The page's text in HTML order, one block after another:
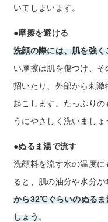
いてしまいます。
●摩擦を避ける
洗顔の際には、肌を強
い摩擦は肌を傷つけ、
招いたり、外部から刺
起こします。たっぷり
うにやさしく洗いましょ
●ぬるま湯で流す
洗顔料を流す水の温度
ると、肌の油分や水分が
から32℃ぐらいのぬるま
しょう。